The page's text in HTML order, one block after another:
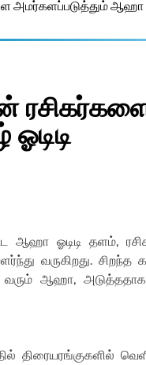
அமர்களப்படுத்தும் ஆஹா
ஆஹா ஓடிடி தளம்,
வருகிறது.
ஆஹா, அடுத்ததாக
திரையரங்குகளில்